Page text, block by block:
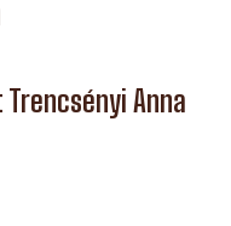
Anna